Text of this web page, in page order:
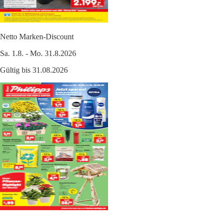
Netto Marken-Discount
Sa. 1.8. - Mo. 31.8.2026
Gültig bis 31.08.2026